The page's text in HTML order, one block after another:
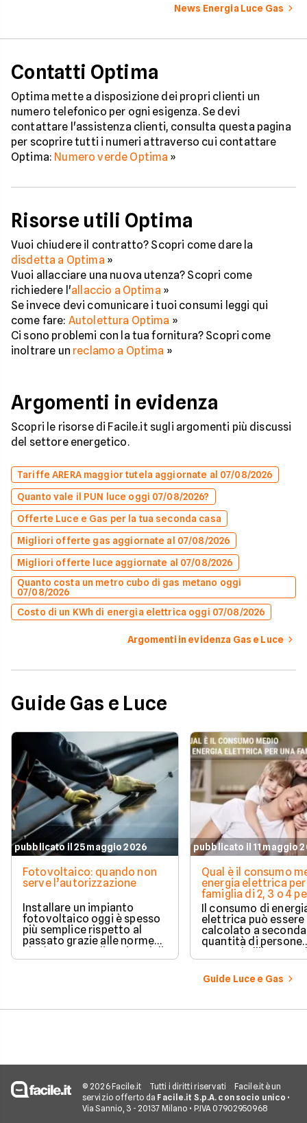
News Energia Luce Gas
Contatti Optima
Optima mette a disposizione dei propri clienti un
numero telefonico per ogni esigenza. Se devi
contattare l'assistenza clienti, consulta questa pagina
per scoprire tutti i numeri attraverso cui contattare
Optima: Numero verde Optima »
Risorse utili Optima
Vuoi chiudere il contratto? Scopri come dare la
disdetta a Optima »
Vuoi allacciare una nuova utenza? Scopri come
richiedere l'allaccio a Optima »
Se invece devi comunicare i tuoi consumi leggi qui
come fare: Autolettura Optima »
Ci sono problemi con la tua fornitura? Scopri come
inoltrare un reclamo a Optima »
Argomenti in evidenza
Scopri le risorse di Facile.it sugli argomenti più discussi
del settore energetico.
Tariffe ARERA maggior tutela aggiornate al 07/08/2026
Quanto vale il PUN luce oggi 07/08/2026?
Offerte Luce e Gas per la tua seconda casa
Migliori offerte gas aggiornate al 07/08/2026
Migliori offerte luce aggiornate al 07/08/2026
Quanto costa un metro cubo di gas metano oggi
07/08/2026
Costo di un KWh di energia elettrica oggi 07/08/2026
Argomenti in evidenza Gas e Luce
Guide Gas e Luce
pubblicato il 25 maggio 2026
Fotovoltaico: quando non
serve l’autorizzazione
Installare un impianto
fotovoltaico oggi è spesso
più semplice rispetto al
passato grazie alle norme
che hanno ampliato i casi di
edilizia libera.
pubblicato il 11 maggio
Qual è il consumo
energia elettrica per
famiglia di 2, 3 o 4
Il consumo di
elettrica può essere
calcolato a
quantità di persone
presenti all'interno
determinato
numerosi i fattori
influenzano questo
considerazione per
Guide Luce e Gas
© 2026 Facile.it Tutti i diritti riservati
Facile.it è un
servizio offerto da Facile.it S.p.A. con socio unico •
Via Sannio, 3 - 20137 Milano • P.IVA 07902950968